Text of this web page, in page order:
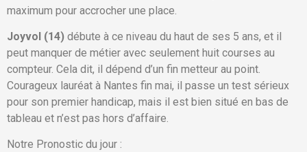
maximum pour accrocher une place.
Joyvol (14) débute à ce niveau du haut de ses 5 ans, et il
peut manquer de métier avec seulement huit courses au
compteur. Cela dit, il dépend d’un fin metteur au point.
Courageux lauréat à Nantes fin mai, il passe un test sérieux
pour son premier handicap, mais il est bien situé en bas de
tableau et n’est pas hors d’affaire.
Notre Pronostic du jour :